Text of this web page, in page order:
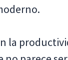
la